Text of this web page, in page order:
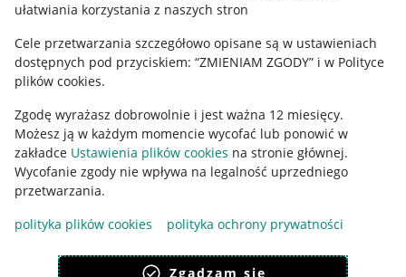
ułatwiania korzystania z naszych stron
Cele przetwarzania szczegółowo opisane są w ustawieniach
dostępnych pod przyciskiem: “ZMIENIAM ZGODY” i w Polityce
plików cookies.
Zgodę wyrażasz dobrowolnie i jest ważna 12 miesięcy.
Możesz ją w każdym momencie wycofać lub ponowić w
zakładce Ustawienia plików cookies na stronie głównej.
Wycofanie zgody nie wpływa na legalność uprzedniego
przetwarzania.
polityka plików cookies
polityka ochrony prywatności
Zgadzam się
Ustawienia plików "cookies"
Udostępnianie lokalizacji
Informacje dla Aktu o Usługach Cyfrowych
Pobierz aplikację